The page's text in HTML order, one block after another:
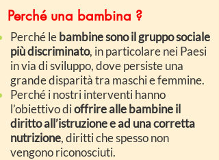
Perché una bambina ?
Perché lebambine sono il gruppo sociale
più discriminato, in particolare nei Paesi
in via di sviluppo, dove persiste una
grande disparità tra maschi e femmine.
Perché i nostri interventi hanno
l’obiettivo dioffrire alle bambine il
diritto all’istruzione e ad una corretta
nutrizione, diritti che spesso non
vengono riconosciuti.